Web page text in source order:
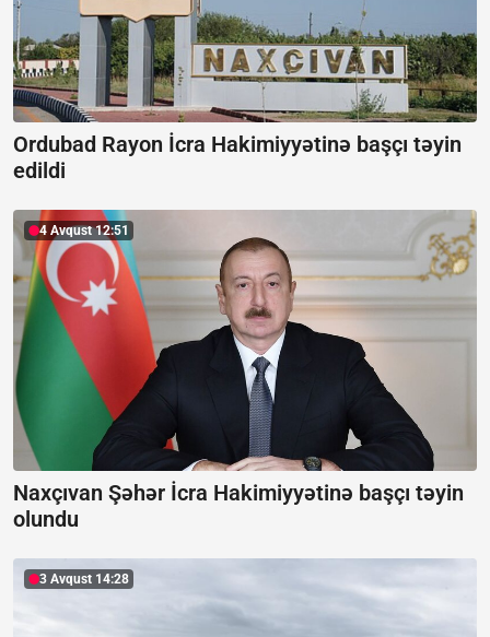
Ordubad Rayon İcra Hakimiyyətinə başçı təyin
edildi
4 Avqust 12:51
Naxçıvan Şəhər İcra Hakimiyyətinə başçı təyin
olundu
3 Avqust 14:28